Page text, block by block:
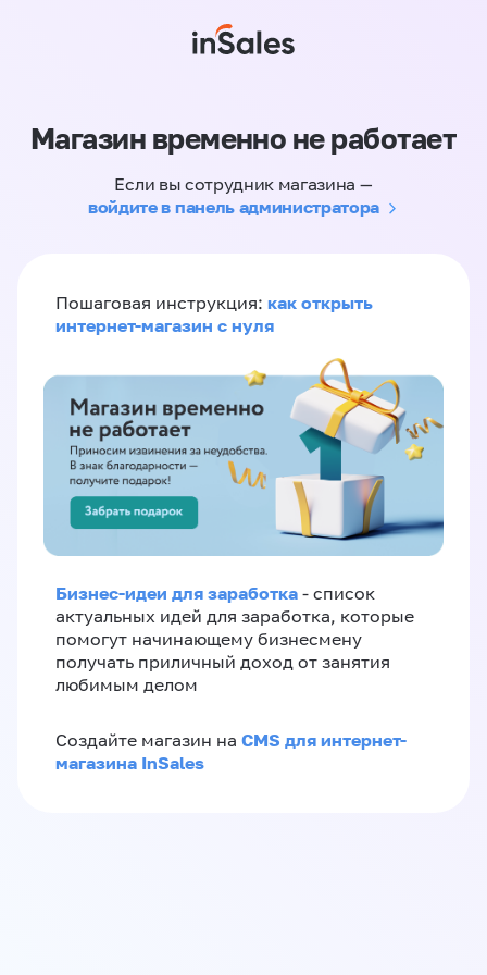
Магазин временно не работает
Если вы сотрудник магазина —
войдите в панель администратора
Пошаговая инструкция: как открыть
интернет-магазин с нуля
Бизнес-идеи для заработка - список
актуальных идей для заработка, которые
помогут начинающему бизнесмену
получать приличный доход от занятия
любимым делом
Создайте магазин на CMS для интернет-
магазина InSales